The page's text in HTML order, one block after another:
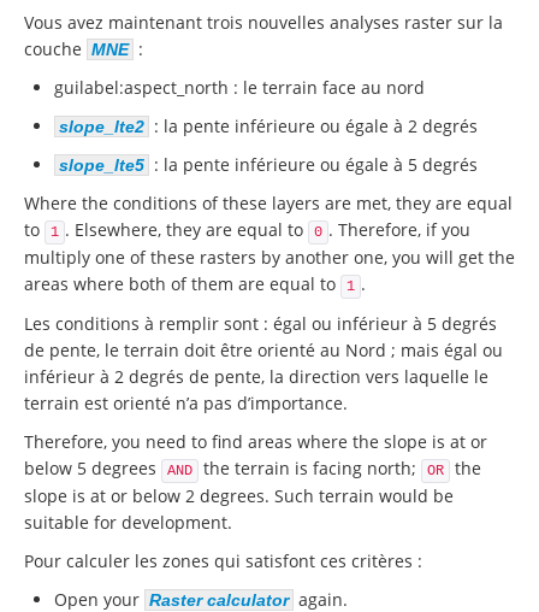
Vous avez maintenant trois nouvelles analyses raster sur la
couche MNE :
guilabel:aspect_north : le terrain face au nord
slope_lte2 : la pente inférieure ou égale à 2 degrés
slope_lte5 : la pente inférieure ou égale à 5 degrés
Where the conditions of these layers are met, they are equal
to
1 . Elsewhere, they are equal to 0 . Therefore, if you
multiply one of these rasters by another one, you will get the
areas where both of them are equal to
1 .
Les conditions à remplir sont : égal ou inférieur à 5 degrés
de pente, le terrain doit être orienté au Nord ; mais égal ou
inférieur à 2 degrés de pente, la direction vers laquelle le
terrain est orienté n’a pas d’importance.
Therefore, you need to find areas where the slope is at or
below 5 degrees
AND the terrain is facing north; OR
the
slope is at or below 2 degrees. Such terrain would be
suitable for development.
Pour calculer les zones qui satisfont ces critères :
Open your Raster calculator again.